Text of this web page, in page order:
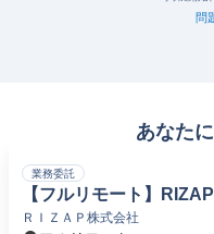
問
あなた
業務委託
【フルリモート】
ＲＩＺＡＰ株式会社